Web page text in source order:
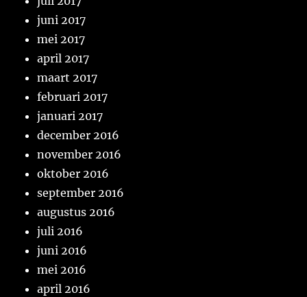
juni 2017
mei 2017
april 2017
maart 2017
februari 2017
januari 2017
december 2016
november 2016
oktober 2016
september 2016
augustus 2016
juli 2016
juni 2016
mei 2016
april 2016